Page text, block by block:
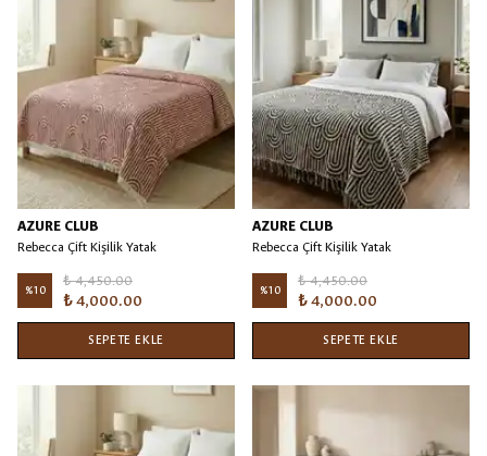
AZURE CLUB
Rebecca Çift Kişilik Yatak
%10
₺ 4,450.00
₺ 4,000.00
SEPETE EKLE
AZURE CLUB
Rebecca Çift Kişilik Yatak
%10
₺ 4,450.00
₺ 4,000.00
SEPETE EKLE